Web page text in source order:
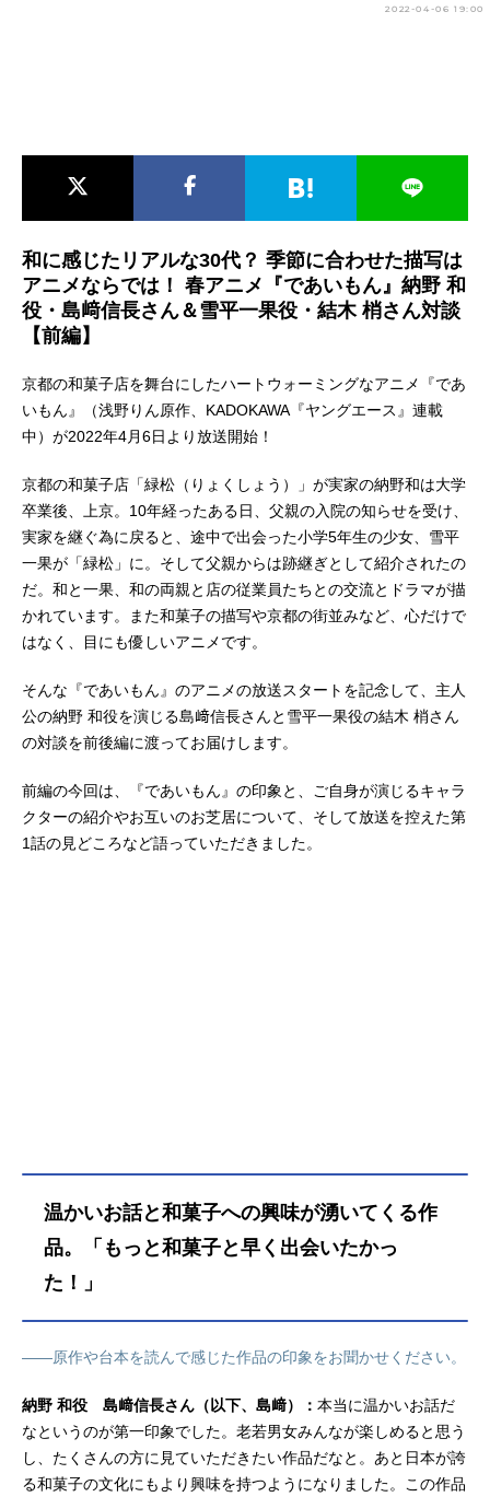
2022-04-06 19:00
和に感じたリアルな30代？ 季節に合わせた描写は
アニメならでは！ 春アニメ『であいもん』納野 和
役・島﨑信長さん＆雪平一果役・結木 梢さん対談
【前編】
京都の和菓子店を舞台にしたハートウォーミングなアニメ『であ
いもん』（浅野りん原作、KADOKAWA『ヤングエース』連載
中）が2022年4月6日より放送開始！
京都の和菓子店「緑松（りょくしょう）」が実家の納野和は大学
卒業後、上京。10年経ったある日、父親の入院の知らせを受け、
実家を継ぐ為に戻ると、途中で出会った小学5年生の少女、雪平
一果が「緑松」に。そして父親からは跡継ぎとして紹介されたの
だ。和と一果、和の両親と店の従業員たちとの交流とドラマが描
かれています。また和菓子の描写や京都の街並みなど、心だけで
はなく、目にも優しいアニメです。
そんな『であいもん』のアニメの放送スタートを記念して、主人
公の納野 和役を演じる島﨑信長さんと雪平一果役の結木 梢さん
の対談を前後編に渡ってお届けします。
前編の今回は、『であいもん』の印象と、ご自身が演じるキャラ
クターの紹介やお互いのお芝居について、そして放送を控えた第
1話の見どころなど語っていただきました。
温かいお話と和菓子への興味が湧いてくる作
品。「もっと和菓子と早く出会いたかっ
た！」
――原作や台本を読んで感じた作品の印象をお聞かせください。
納野 和役 島﨑信長さん（以下、島﨑）： 本当に温かいお話だ
なというのが第一印象でした。老若男女みんなが楽しめると思う
し、たくさんの方に見ていただきたい作品だなと。あと日本が誇
る和菓子の文化にもより興味を持つようになりました。この作品